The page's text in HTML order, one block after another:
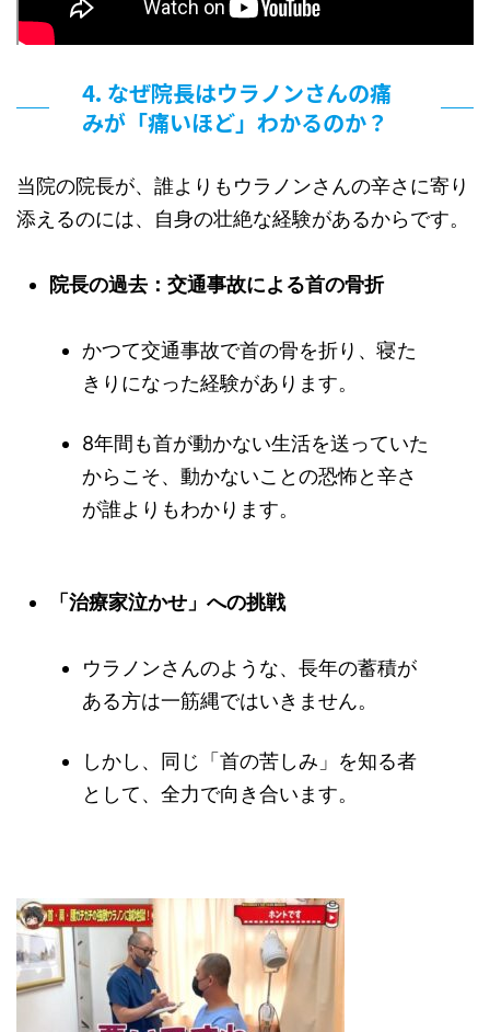
4. なぜ院長はウラノンさんの痛
みが「痛いほど」わかるのか？
当院の院長が、誰よりもウラノンさんの辛さに寄り
添えるのには、自身の壮絶な経験があるからです。
院長の過去：交通事故による首の骨折
かつて交通事故で首の骨を折り、寝た
きりになった経験があります。
8年間も首が動かない生活を送っていた
からこそ、動かないことの恐怖と辛さ
が誰よりもわかります。
「治療家泣かせ」への挑戦
ウラノンさんのような、長年の蓄積が
ある方は一筋縄ではいきません。
しかし、同じ「首の苦しみ」を知る者
として、全力で向き合います。